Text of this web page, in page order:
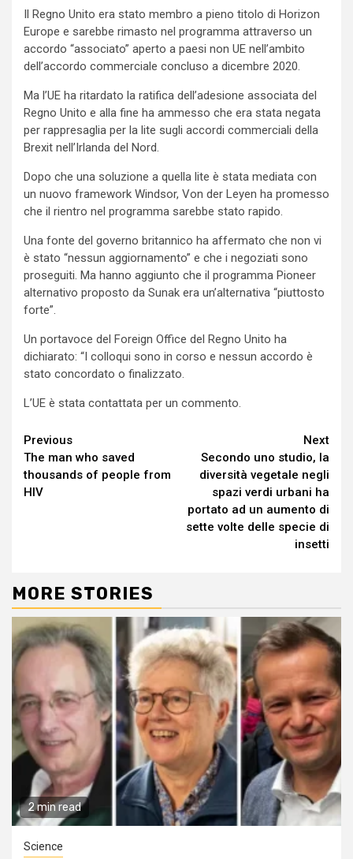
Il Regno Unito era stato membro a pieno titolo di Horizon
Europe e sarebbe rimasto nel programma attraverso un
accordo “associato” aperto a paesi non UE nell’ambito
dell’accordo commerciale concluso a dicembre 2020.
Ma l’UE ha ritardato la ratifica dell’adesione associata del
Regno Unito e alla fine ha ammesso che era stata negata
per rappresaglia per la lite sugli accordi commerciali della
Brexit nell’Irlanda del Nord.
Dopo che una soluzione a quella lite è stata mediata con
un nuovo framework Windsor, Von der Leyen ha promesso
che il rientro nel programma sarebbe stato rapido.
Una fonte del governo britannico ha affermato che non vi
è stato “nessun aggiornamento” e che i negoziati sono
proseguiti. Ma hanno aggiunto che il programma Pioneer
alternativo proposto da Sunak era un’alternativa “piuttosto
forte”.
Un portavoce del Foreign Office del Regno Unito ha
dichiarato: “I colloqui sono in corso e nessun accordo è
stato concordato o finalizzato.
L’UE è stata contattata per un commento.
Continue
Reading
Previous
The man who saved
thousands of people from
HIV
Next
Secondo uno studio, la
diversità vegetale negli
spazi verdi urbani ha
portato ad un aumento di
sette volte delle specie di
insetti
MORE STORIES
2 min read
Science